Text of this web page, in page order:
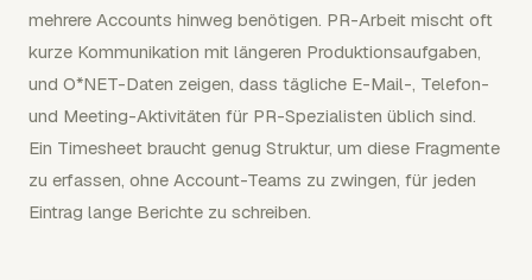
mehrere Accounts hinweg benötigen. PR-Arbeit mischt oft
kurze Kommunikation mit längeren Produktionsaufgaben,
und O*NET-Daten zeigen, dass tägliche E-Mail-, Telefon-
und Meeting-Aktivitäten für PR-Spezialisten üblich sind.
Ein Timesheet braucht genug Struktur, um diese Fragmente
zu erfassen, ohne Account-Teams zu zwingen, für jeden
Eintrag lange Berichte zu schreiben.